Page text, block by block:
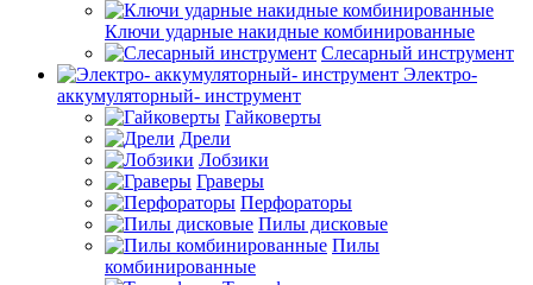
Ключи ударные накидные комбинированные
Слесарный инструмент
Электро-
аккумуляторный- инструмент
Гайковерты
Дрели
Лобзики
Граверы
Перфораторы
Пилы дисковые
Пилы
комбинированные